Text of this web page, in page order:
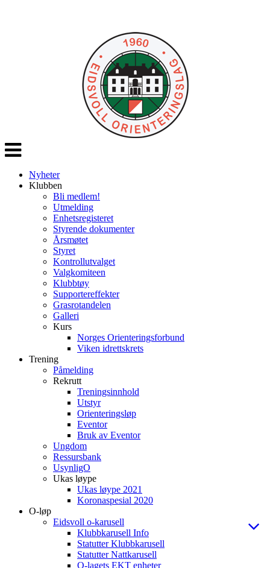
Veksle
navigasjon
Nyheter
Klubben
Bli medlem!
Utmelding
Enhetsregisteret
Styrende dokumenter
Årsmøtet
Styret
Kontrollutvalget
Valgkomiteen
Klubbtøy
Supportereffekter
Grasrotandelen
Galleri
Kurs
Norges Orienteringsforbund
Viken idrettskrets
Trening
Påmelding
Rekrutt
Treningsinnhold
Utstyr
Orienteringsløp
Eventor
Bruk av Eventor
Ungdom
Ressursbank
UsynligO
Ukas løype
Ukas løype 2021
Koronaspesial 2020
O-løp
Eidsvoll o-karusell
Klubbkarusell Info
Statutter Klubbkarusell
Statutter Nattkarusell
O-lagets EKT enheter